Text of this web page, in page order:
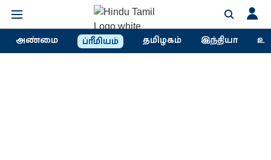
அண்மை ப்ரீமியம் தமிழகம் இந்தியா